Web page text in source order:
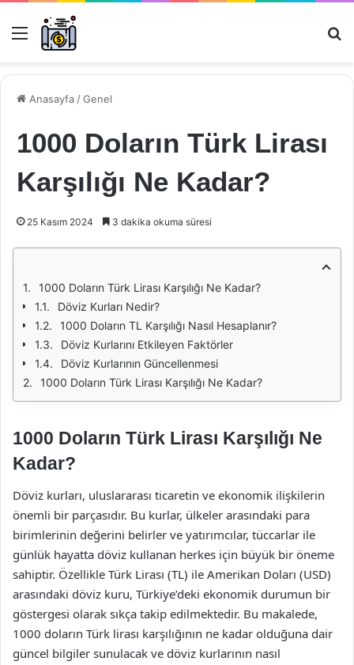
Menü
Anasayfa /Genel
1000 Doların Türk Lirası
Karşılığı Ne Kadar?
25 Kasım 2024 3 dakika okuma süresi
1000 Doların Türk Lirası Karşılığı Ne Kadar?
Döviz Kurları Nedir?
1000 Doların TL Karşılığı Nasıl Hesaplanır?
Döviz Kurlarını Etkileyen Faktörler
Döviz Kurlarının Güncellenmesi
1000 Doların Türk Lirası Karşılığı Ne Kadar?
1000 Doların Türk Lirası Karşılığı Ne
Kadar?
Döviz kurları, uluslararası ticaretin ve ekonomik ilişkilerin
önemli bir parçasıdır. Bu kurlar, ülkeler arasındaki para
birimlerinin değerini belirler ve yatırımcılar, tüccarlar ile
günlük hayatta döviz kullanan herkes için büyük bir öneme
sahiptir. Özellikle Türk Lirası (TL) ile Amerikan Doları (USD)
arasındaki döviz kuru, Türkiye’deki ekonomik durumun bir
göstergesi olarak sıkça takip edilmektedir. Bu makalede,
1000 doların Türk lirası karşılığının ne kadar olduğuna dair
güncel bilgiler sunulacak ve döviz kurlarının nasıl